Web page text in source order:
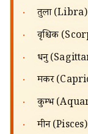
· तुला (Libra)
· वृश्चिक
· धनु
· मकर
· कुम्भ
· मीन